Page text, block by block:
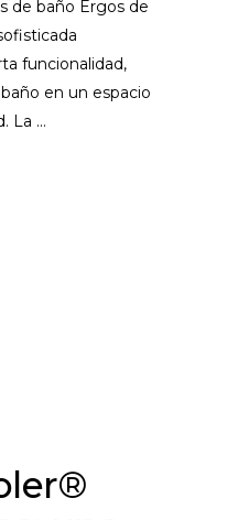
de baño Ergos de
funcionalidad,
en un espacio
La